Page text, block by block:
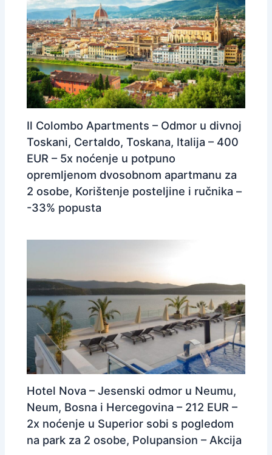
Il Colombo Apartments – Odmor u divnoj
Toskani, Certaldo, Toskana, Italija – 400
EUR – 5x noćenje u potpuno
opremljenom dvosobnom apartmanu za
2 osobe, Korištenje posteljine i ručnika –
-33% popusta
Hotel Nova – Jesenski odmor u Neumu,
Neum, Bosna i Hercegovina – 212 EUR –
2x noćenje u Superior sobi s pogledom
na park za 2 osobe, Polupansion – Akcija